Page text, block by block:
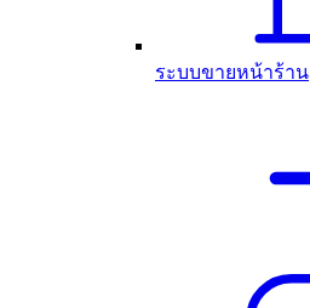
ระบบขายหน้าร้าน